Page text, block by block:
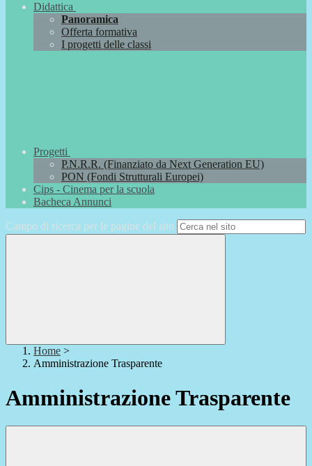
Didattica
Panoramica
Offerta formativa
I progetti delle classi
Progetti
P.N.R.R. (Finanziato da Next Generation EU)
PON (Fondi Strutturali Europei)
Cips - Cinema per la scuola
Bacheca Annunci
Campo di ricerca per le pagine del sito
Home >
Amministrazione Trasparente
Amministrazione Trasparente